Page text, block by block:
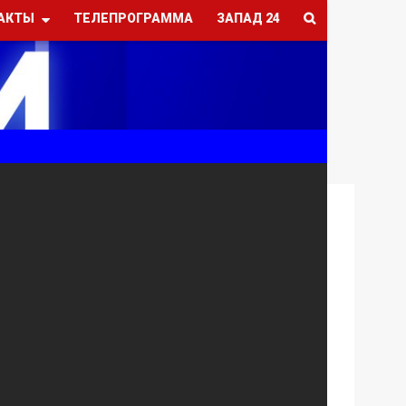
ТЕЛЕПРОГРАММА ЗАПАД 24